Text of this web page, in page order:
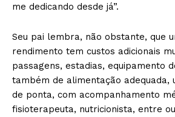
me dedicando desde já”.
Seu pai lembra, não obstante, que
rendimento tem custos adicionais
passagens, estadias, equipamento
também de alimentação adequada,
de ponta, com acompanhamento
fisioterapeuta, nutricionista, entre